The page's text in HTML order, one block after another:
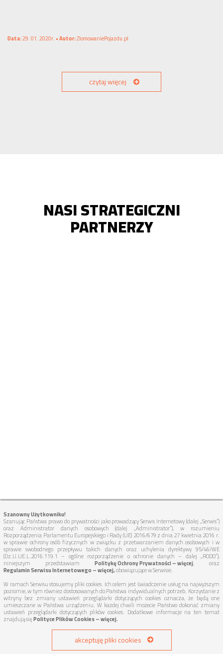
Data:29. 01. 2020r. •Autor:ZlomowaniePojazdu.pl
czytaj więcej
NASI STRATEGICZNI
PARTNERZY
Szanowny Użytkowniku!
Szanując Państwa prawo do prywatności jako prowadzący Serwis Internetowy (dalej „Serwis”)
oraz Administrator danych osobowych (dalej „Administrator”), w rozumieniu
Rozporządzenia Parlamentu Europejskiego i Rady (UE) 2016/679 z dnia 27 kwietnia 2016 r.
w sprawie ochrony osób fizycznych w związku z przetwarzaniem danych osobowych i w
sprawie swobodnego przepływu takich danych oraz uchylenia dyrektywy 95/46/WE
(Dz.U.UE.L.2016.119.1 – ogólne rozporządzenie o ochronie danych – dalej „RODO”),
niniejszym przedstawiam Politykę Ochrony Prywatności – więcej, oraz
Regulamin Serwisu Internetowego – więcej,obowiązujące w Serwisie.
W ramach Serwisu stosujemy pliki cookies. Ich celem jest świadczenie usług na najwyższym
poziomie, w tym również dostosowanych do Państwa indywidualnych potrzeb. Korzystanie z
witryny bez zmiany ustawień przeglądarki dotyczących cookies oznacza, że będą one
umieszczane w Państwa urządzeniu. W każdej chwili możecie Państwo dokonać zmiany
ustawień przeglądarki dotyczących plików cookies. Dodatkowe informacje na ten temat
znajdują sięPolityce Plików Cookies – więcej.
akceptuję pliki cookies